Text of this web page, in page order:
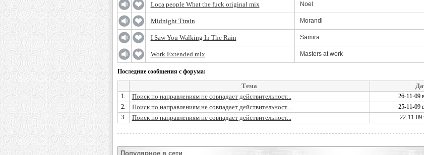
Loca people What the fuck original mix Noel
Midnight Ttrain Morandi
I Saw You Walking In The Rain Samira
Work Extended mix Masters at work
Последние сообщения с форума:
Тема
1. Поиск по направлениям не совпадает действительност... 26-11-09
2. Поиск по направлениям не совпадает действительност... 25-11-09
3. Поиск по направлениям не совпадает действительност... 22-11-09
Популярное в сети